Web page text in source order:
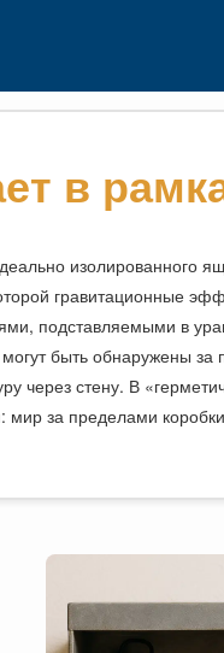
в
изолированного
гравитационные
подставляемыми в
быть обнаружены
через стену. В
за пределами